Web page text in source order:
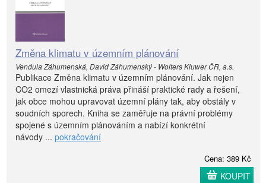
Změna klimatu v územním plánování
Vendula Záhumenská, David Záhumenský - Wolters Kluwer ČR, a.s.
Publikace Změna klimatu v územním plánování. Jak nejen
CO2 omezí vlastnická práva přináší praktické rady a řešení,
jak obce mohou upravovat územní plány tak, aby obstály v
soudních sporech. Kniha se zaměřuje na právní problémy
spojené s územním plánováním a nabízí konkrétní
návody ... pokračování
Cena: 389 Kč
KOUPIT